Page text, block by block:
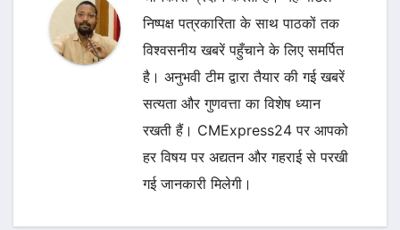
निष्पक्ष पत्रकारिता के साथ पाठकों तक
विश्वसनीय खबरें पहुँचाने के लिए समर्पित
है। अनुभवी टीम द्वारा तैयार की गई खबरें
सत्यता और गुणवत्ता का विशेष ध्यान
रखती हैं। CMExpress24 पर आपको
हर विषय पर अद्यतन और गहराई से परखी
गई जानकारी मिलेगी।